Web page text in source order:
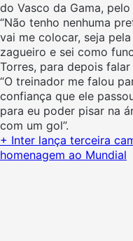
do Vasco da Gama, pelo
“Não tenho nenhuma
vai me colocar, seja
zagueiro e sei como
Torres, para depois
“O treinador me falou
confiança que ele
para eu poder pisar na
com um gol”.
+ Inter lança terceira
homenagem ao Mundial